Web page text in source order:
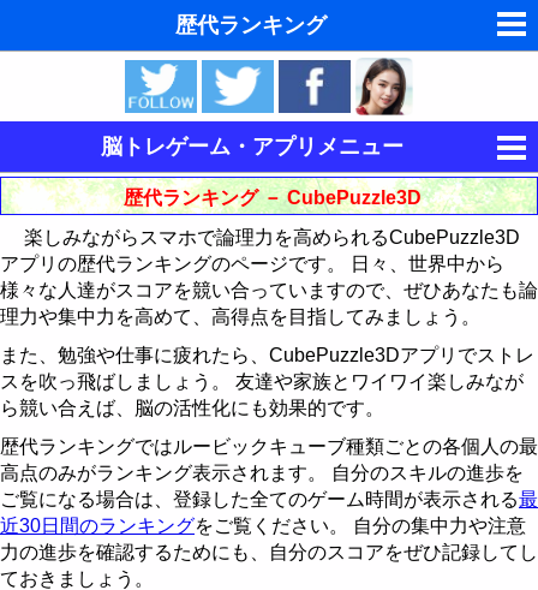
歴代ランキング
夢の夢占い
東洋・西洋占星術
ホラリー占星術
手相占いで未来診断
タロットカードで無料占い
飛星派風水で住宅開運
男と女の心理学と心理テスト
脳の機能と心と体の健康
Western-Eastern Astrology
脳トレゲーム・アプリメニュー
集中力を鍛える
キングをたたけ
歴代ランキング
最近30日間のランキング
Follow The Order
歴代ランキング
最近30日間のランキング
記憶力を鍛える
神経衰弱
歴代ランキング
最近30日間のランキング
論理力を鍛える
15パズル
15パズルの解き方
歴代ランキング
最近30日間のランキング
CubePuzzle3D
CubePuzzle3D攻略法
歴代ランキング
最近30日間のランキング
運動制御能力を鍛える
BikeRace3D
歴代ランキング
RealBreaker3D
歴代ランキング － CubePuzzle3D
楽しみながらスマホで論理力を高められるCubePuzzle3D
アプリの歴代ランキングのページです。 日々、世界中から
様々な人達がスコアを競い合っていますので、ぜひあなたも論
理力や集中力を高めて、高得点を目指してみましょう。
また、勉強や仕事に疲れたら、CubePuzzle3Dアプリでストレ
スを吹っ飛ばしましょう。 友達や家族とワイワイ楽しみなが
ら競い合えば、脳の活性化にも効果的です。
歴代ランキングではルービックキューブ種類ごとの各個人の最
高点のみがランキング表示されます。 自分のスキルの進歩を
ご覧になる場合は、登録した全てのゲーム時間が表示される最
近30日間のランキングをご覧ください。 自分の集中力や注意
力の進歩を確認するためにも、自分のスコアをぜひ記録してし
ておきましょう。